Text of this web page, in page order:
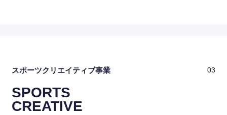
スポーツクリエイティブ事業 03
SPORTS
CREATIVE